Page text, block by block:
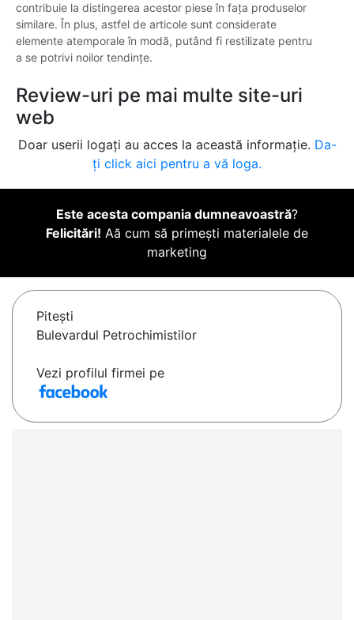
contribuie la distingerea acestor piese în fața produselor
similare. În plus, astfel de articole sunt considerate
elemente atemporale în modă, putând fi restilizate pentru
a se potrivi noilor tendințe.
Review-uri pe mai multe site-uri
web
Doar userii logați au acces la această informație. Da-
ți click aici pentru a vă loga.
Este acesta compania dumneavoastră?
Felicitări! Aă cum să primești materialele de
marketing
Piteşti
Bulevardul Petrochimistilor
Vezi profilul firmei pe